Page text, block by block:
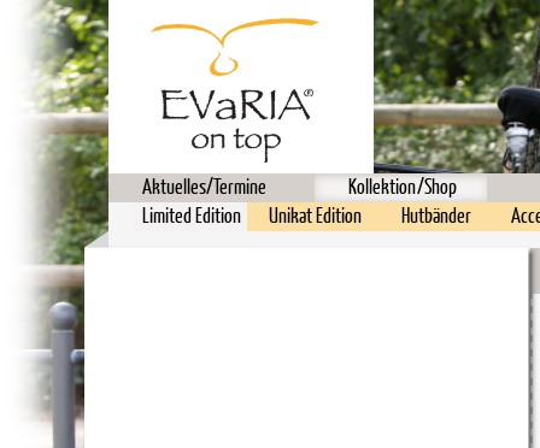
Aktuelles/Termine
Kollektion/Shop
Limited Edition
Unikat Edition Hutbänder